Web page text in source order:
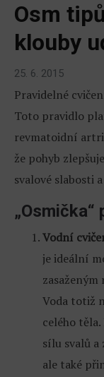
Osm
klouby
25. 6. 2015
Pravidelné
Toto pravidlo
revmatoidní
že pohyb
svalové slabosti
Vodní
je ideální
Voda totiž
celého
sílu svalů
ale také